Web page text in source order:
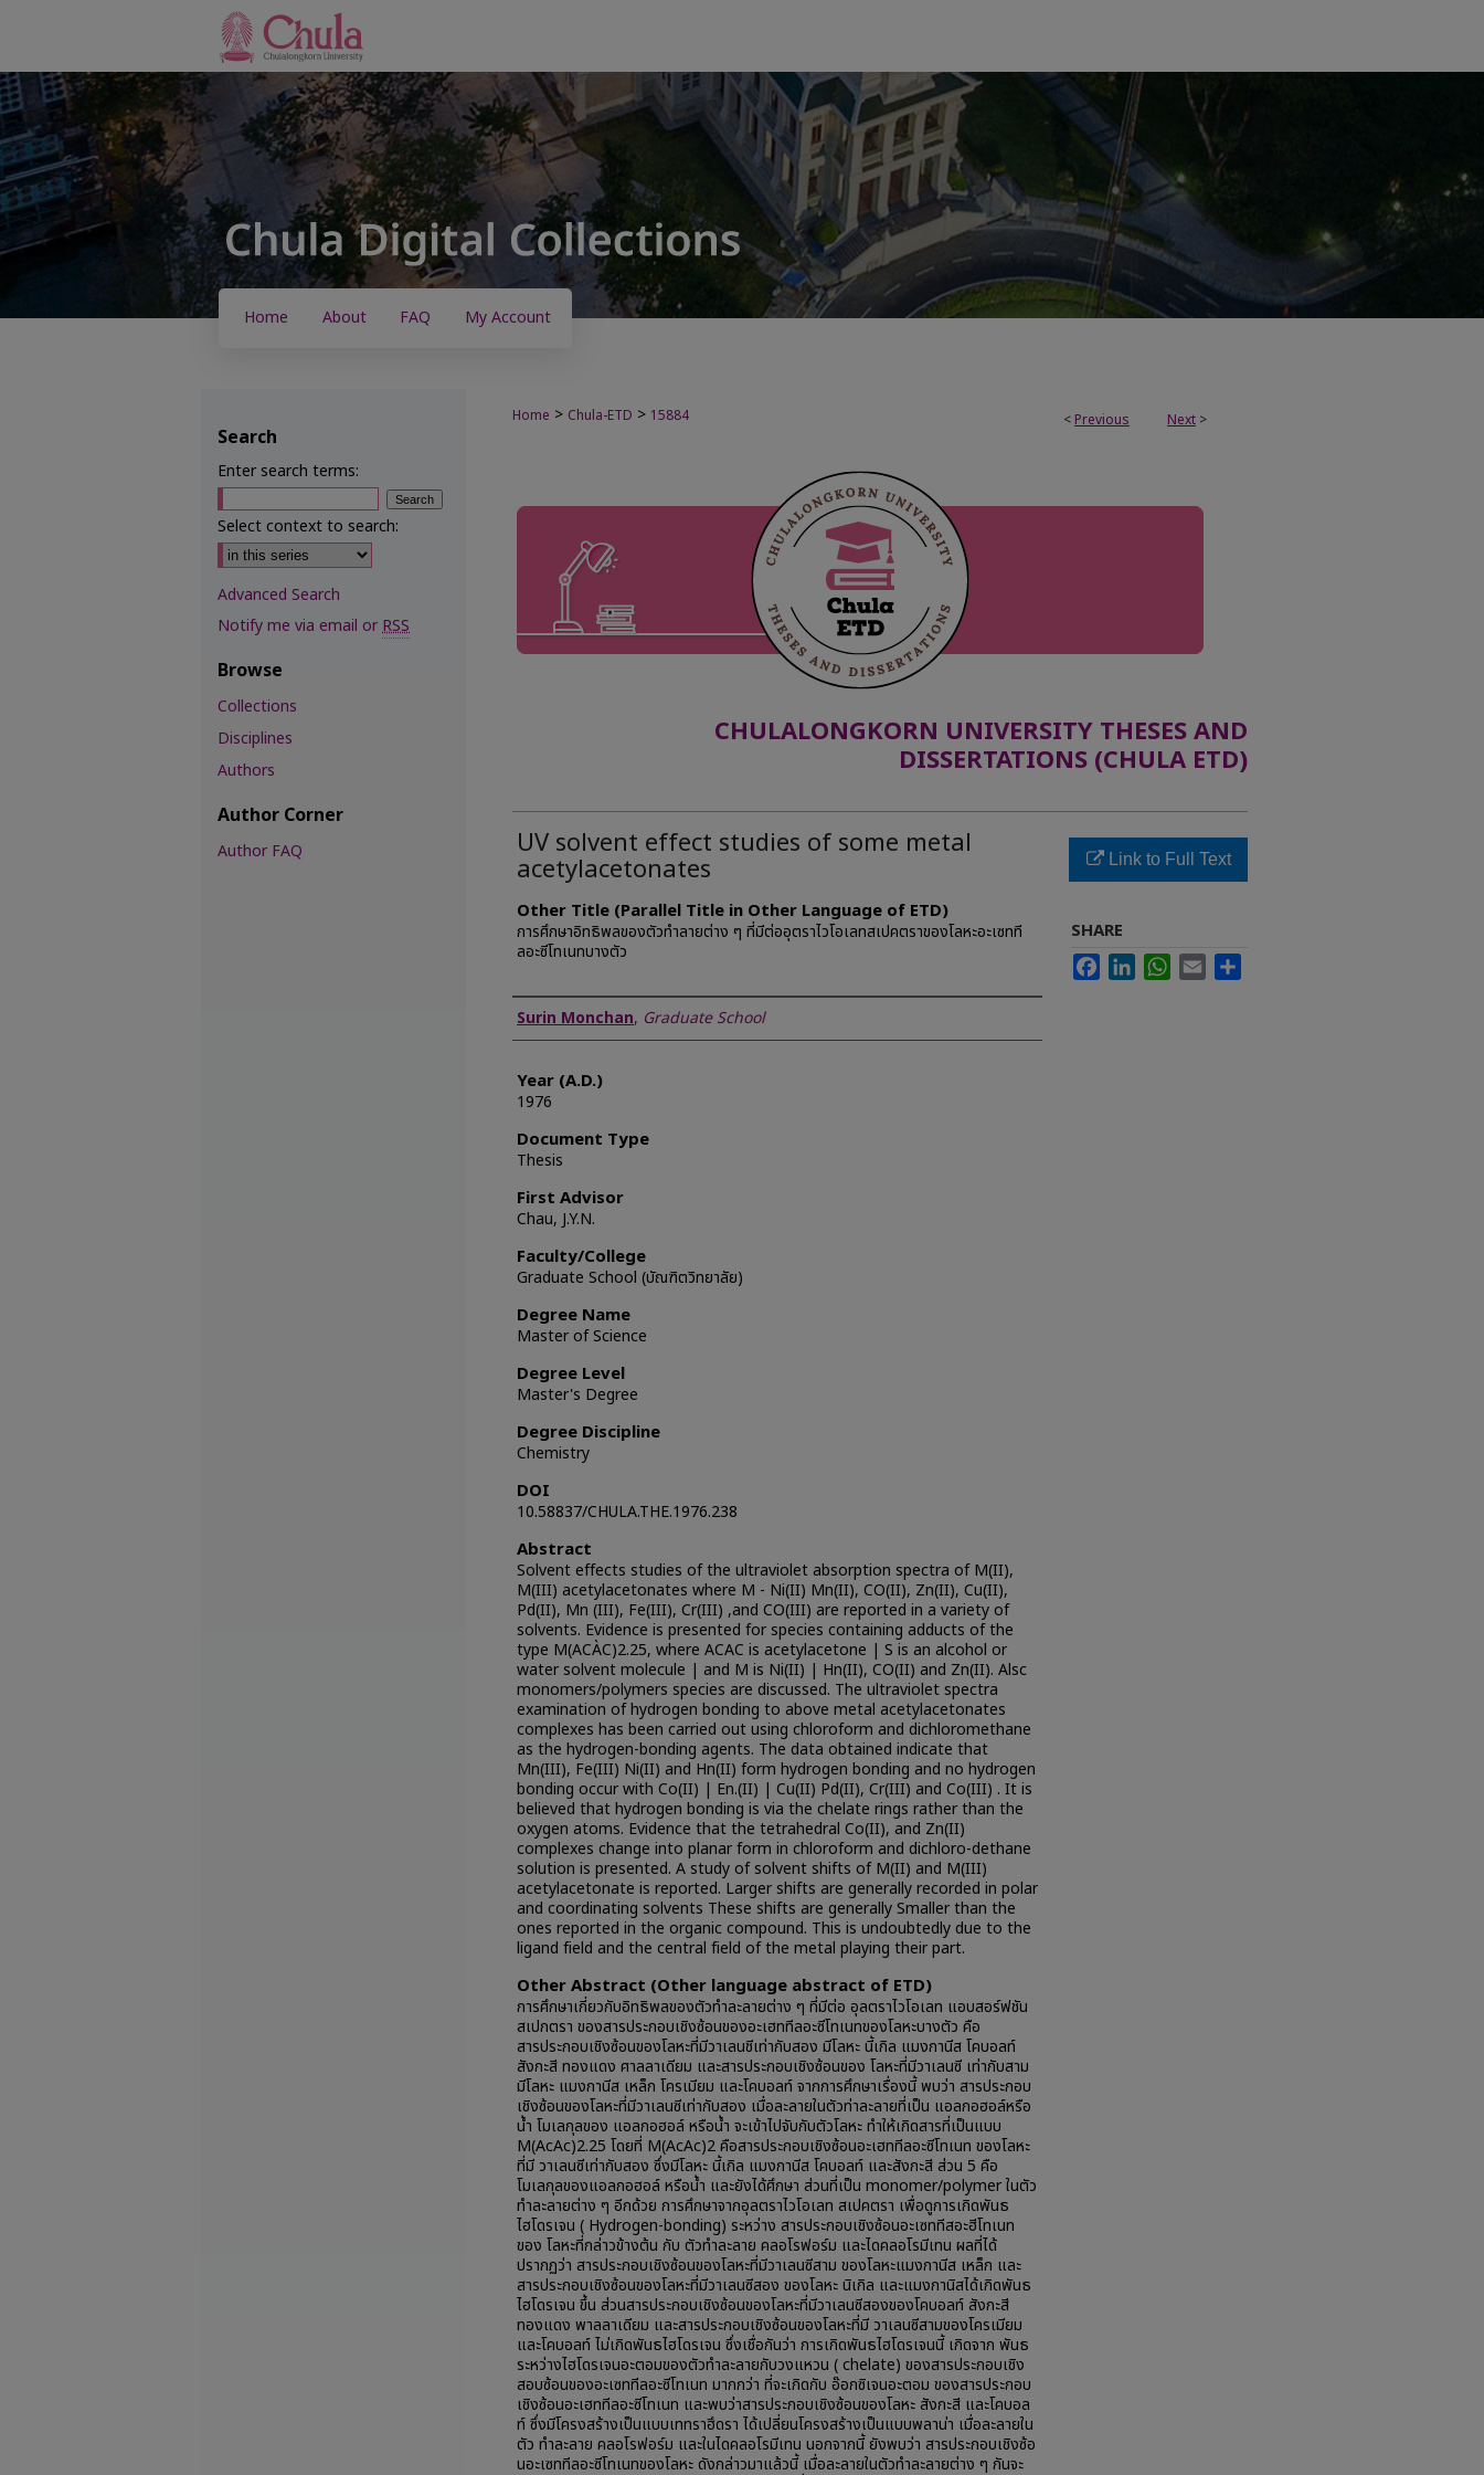
Home About FAQ My Account
< Previous Next >
Home > Chula-ETD > 15884
CHULALONGKORN UNIVERSITY THESES AND
DISSERTATIONS (CHULA ETD)
UV solvent effect studies of some metal
acetylacetonates
Other Title (Parallel Title in Other Language of ETD)
การศึกษาอิทธิพลของตัวทำลายต่าง ๆ ที่มีต่ออุตราไวโอเลทสเปคตราของโลหะอะเซทที
ลอะซีโทเนทบางตัว
Author
Surin Monchan, Graduate School
Year (A.D.)
1976
Document Type
Thesis
First Advisor
Chau, J.Y.N.
Faculty/College
Graduate School (บัณฑิตวิทยาลัย)
Degree Name
Master of Science
Degree Level
Master's Degree
Degree Discipline
Chemistry
DOI
10.58837/CHULA.THE.1976.238
Abstract
Solvent effects studies of the ultraviolet absorption spectra of M(II),
M(III) acetylacetonates where M - Ni(II) Mn(II), CO(II), Zn(II), Cu(II),
Pd(II), Mn (III), Fe(III), Cr(III) ,and CO(III) are reported in a variety of
solvents. Evidence is presented for species containing adducts of the
type M(ACÀC)2.25, where ACAC is acetylacetone | S is an alcohol or
water solvent molecule | and M is Ni(II) | Hn(II), CO(II) and Zn(II). Alsc
monomers/polymers species are discussed. The ultraviolet spectra
examination of hydrogen bonding to above metal acetylacetonates
complexes has been carried out using chloroform and dichloromethane
as the hydrogen-bonding agents. The data obtained indicate that
Mn(III), Fe(III) Ni(II) and Hn(II) form hydrogen bonding and no hydrogen
bonding occur with Co(II) | En.(II) | Cu(II) Pd(II), Cr(III) and Co(III) . It is
believed that hydrogen bonding is via the chelate rings rather than the
oxygen atoms. Evidence that the tetrahedral Co(II), and Zn(II)
complexes change into planar form in chloroform and dichloro-dethane
solution is presented. A study of solvent shifts of M(II) and M(III)
acetylacetonate is reported. Larger shifts are generally recorded in polar
and coordinating solvents These shifts are generally Smaller than the
ones reported in the organic compound. This is undoubtedly due to the
ligand field and the central field of the metal playing their part.
Other Abstract (Other language abstract of ETD)
การศึกษาเกี่ยวกับอิทธิพลของตัวทำละลายต่าง ๆ ที่มีต่อ อุลตราไวโอเลท แอบสอร์ฟชัน
สเปกตรา ของสารประกอบเชิงซ้อนของอะเฮททีลอะซีโทเนทของโลหะบางตัว คือ
สารประกอบเชิงซ้อนของโลหะที่มีวาเลนชีเท่ากับสอง มีโลหะ นี้เกิล แมงกานีส โคบอลท์
สังกะสี ทองแดง ศาลลาเดียม และสารประกอบเชิงซ้อนของ โลหะที่มีวาเลนซี เท่ากับสาม
มีโลหะ แมงกานีส เหล็ก โครเมียม และโคบอลท์ จากการศึกษาเรื่องนี้ พบว่า สารประกอบ
เชิงซ้อนของโลหะที่มีวาเลนซีเท่ากับสอง เมื่อละลายในตัวท่าละลายที่เป็น แอลกอฮอล์หรือ
น้ำ โมเลกุลของ แอลกอฮอล์ หรือน้ำ จะเข้าไปจับกับตัวโลหะ ทำให้เกิดสารที่เป็นแบบ
M(AcAc)2.25 โดยที่ M(AcAc)2 คือสารประกอบเชิงซ้อนอะเฮททีลอะซีโทเนท ของโลหะ
ที่มี วาเลนซีเท่ากับสอง ซึ่งมีโลหะ นี้เกิล แมงกานีส โคบอลท์ และสังกะสี ส่วน 5 คือ
โมเลกุลของแอลกอฮอล์ หรือน้ำ และยังได้ศึกษา ส่วนที่เป็น monomer/polymer ในตัว
ทำละลายต่าง ๆ อีกด้วย การศึกษาจากอุลตราไวโอเลท สเปคตรา เพื่อดูการเกิดพันธ
ไฮโดรเจน ( Hydrogen-bonding) ระหว่าง สารประกอบเชิงซ้อนอะเซททีสอะฮีโทเนท
ของ โลหะที่กล่าวข้างต้น กับ ตัวทำละลาย คลอโรฟอร์ม และไดคลอโรมีเทน ผลที่ได้
ปรากฏว่า สารประกอบเชิงซ้อนของโลหะที่มีวาเลนซีสาม ของโลหะแมงกานีส เหล็ก และ
สารประกอบเชิงซ้อนของโลหะที่มีวาเลนซีสอง ของโลหะ นิเกิล และแมงกานิสได้เกิดพันธ
ไฮโดรเจน ขึ้น ส่วนสารประกอบเชิงซ้อนของโลหะที่มีวาเลนซีสองของโคบอลท์ สังกะสี
ทองแดง พาลลาเดียม และสารประกอบเชิงซ้อนของโลหะที่มี วาเลนซีสามของโครเมียม
และโคบอลท์ ไม่เกิดพันธไฮโดรเจน ซึ่งเชื่อกันว่า การเกิดพันธไฮโดรเจนนี้ เกิดจาก พันธ
ระหว่างไฮโดรเจนอะตอมของตัวทำละลายกับวงแหวน ( chelate) ของสารประกอบเชิง
สอบซ้อนของอะเซททีลอะซีโทเนท มากกว่า ที่จะเกิดกับ อ๊อกซิเจนอะตอม ของสารประกอบ
เชิงซ้อนอะเฮททีลอะซีโทเนท และพบว่าสารประกอบเชิงซ้อนของโลหะ สังกะสี และโคบอล
ท์ ซึ่งมีโครงสร้างเป็นแบบเททราฮึดรา ได้เปลี่ยนโครงสร้างเป็นแบบพลาน่า เมื่อละลายใน
ตัว ทำละลาย คลอโรฟอร์ม และในไดคลอโรมีเทน นอกจากนี้ ยังพบว่า สารประกอบเชิงซ้อ
นอะเซททีลอะซีโทเนทของโลหะ ดังกล่าวมาแล้วนี้ เมื่อละลายในตัวทำละลายต่าง ๆ กันจะ
Link to Full Text
SHARE
FacebookLinkedInWhatsApp
Email
Search
Enter search terms:
Select context to search:
Advanced Search
Notify me via email orRSS
Browse
Collections
Disciplines
Authors
Author Corner
Author FAQ